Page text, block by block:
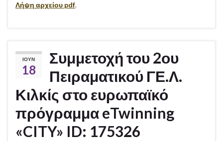
Λήψη αρχείου pdf.
ΙΟΎΝ
18
Συμμετοχή του 2ου
Πειραματικού ΓΕ.Λ.
Κιλκίς στο ευρωπαϊκό
πρόγραμμα eTwinning
«CITY» ID: 175326